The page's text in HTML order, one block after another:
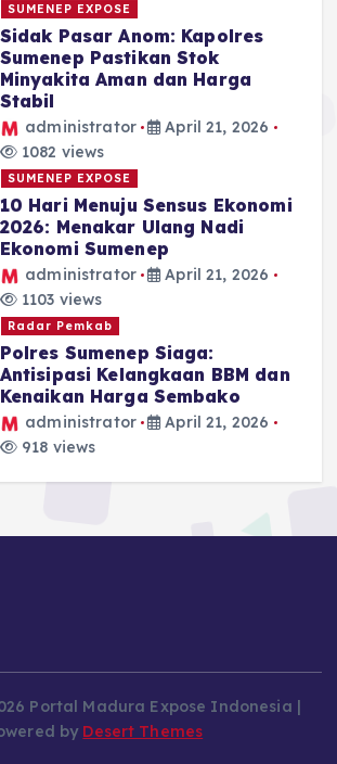
SUMENEP EXPOSE
Sidak Pasar Anom: Kapolres
Sumenep Pastikan Stok
Minyakita Aman dan Harga
Stabil
administrator
April 21, 2026
1082 views
SUMENEP EXPOSE
10 Hari Menuju Sensus Ekonomi
2026: Menakar Ulang Nadi
Ekonomi Sumenep
administrator
April 21, 2026
1103 views
Radar Pemkab
Polres Sumenep Siaga:
Antisipasi Kelangkaan BBM dan
Kenaikan Harga Sembako
administrator
April 21, 2026
918 views
Portal Madura Expose Indonesia |
by Desert Themes